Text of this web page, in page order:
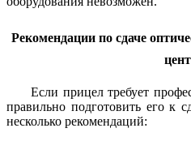
Рекомендации по сдаче
Если прицел требует
правильно подготовить его к
несколько рекомендаций: